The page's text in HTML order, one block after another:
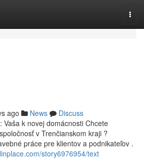
ago News
Discuss
Vaša k novej domácnosti Chcete
v Trenčianskom kraji ?
práce pre klientov a podnikateľov .
story6976954/text